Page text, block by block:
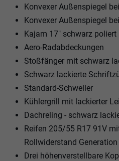
Konvexer Außenspiegel
Konvexer Außenspiegel
Kajam 17" schwarz poliert
Aero-Radabdeckungen
Stoßfänger mit schwarz
Schwarz lackierte
Standard-Schweller
Kühlergrill mit lackierter
Dachreling - schwarz
Reifen 205/55 R17 91V
Rollwiderstand Generation
Drei höhenverstellbare